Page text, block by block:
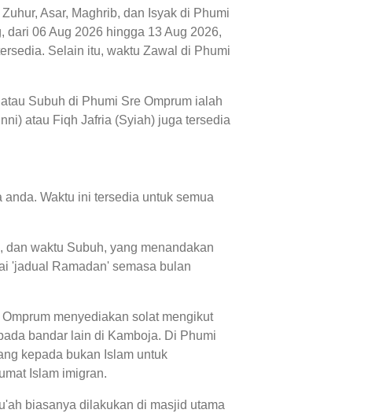
Asar, Maghrib, dan Isyak di Phumi
dari 06 Aug 2026 hingga 13 Aug 2026,
Selain itu, waktu Zawal di Phumi
Subuh di Phumi Sre Omprum ialah
atau Fiqh Jafria (Syiah) juga tersedia
Waktu ini tersedia untuk semua
dan waktu Subuh, yang menandakan
'jadual Ramadan' semasa bulan
menyediakan solat mengikut
bandar lain di Kamboja. Di Phumi
kepada bukan Islam untuk
Islam imigran.
biasanya dilakukan di masjid utama